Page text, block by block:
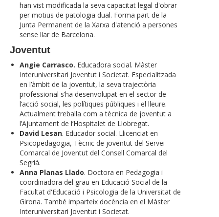
han vist modificada la seva capacitat legal d'obrar
per motius de patologia dual. Forma part de la
Junta Permanent de la Xarxa d'atenció a persones
sense llar de Barcelona.
Joventut
Angie Carrasco. Educadora social. Màster
Interuniversitari Joventut i Societat. Especialitzada
en l’àmbit de la joventut, la seva trajectòria
professional s’ha desenvolupat en el sector de
l’acció social, les polítiques públiques i el lleure.
Actualment treballa com a tècnica de joventut a
l’Ajuntament de l’Hospitalet de Llobregat.
David Lesan. Educador social. Llicenciat en
Psicopedagogia, Tècnic de joventut del Servei
Comarcal de Joventut del Consell Comarcal del
Segrià.
Anna Planas Llado. Doctora en Pedagogia i
coordinadora del grau en Educació Social de la
Facultat d'Educació i Psicologia de la Universitat de
Girona. També imparteix docència en el Màster
Interuniversitari Joventut i Societat.